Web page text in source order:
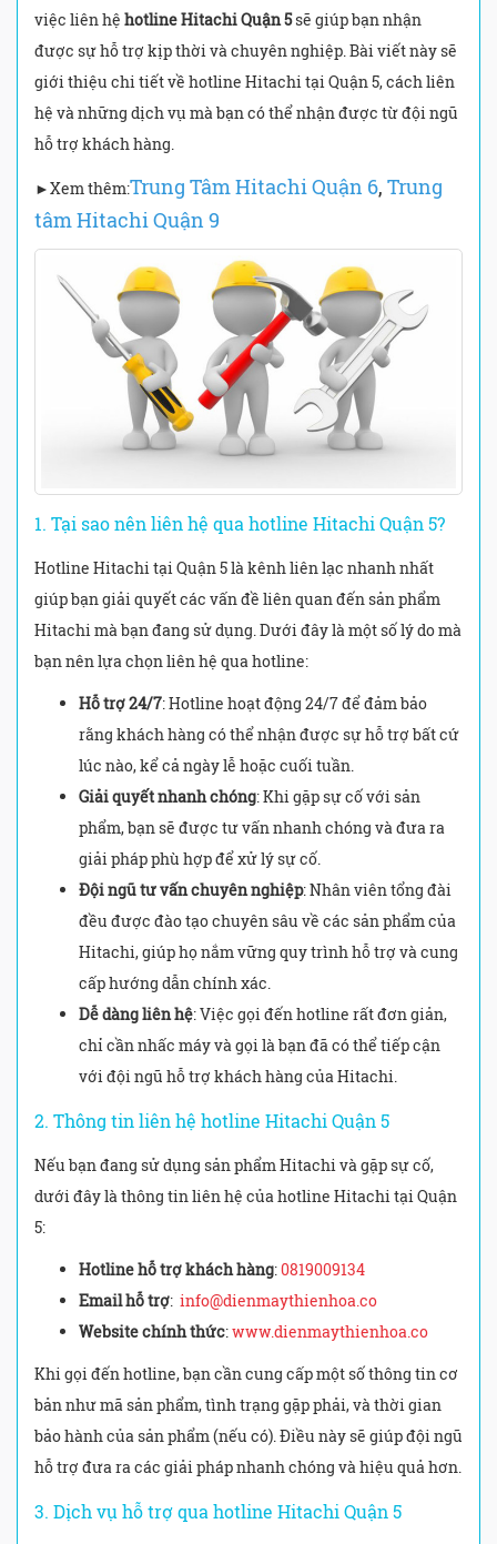
việc liên hệ hotline Hitachi Quận 5sẽ giúp bạn nhận
được sự hỗ trợ kịp thời và chuyên nghiệp. Bài viết này sẽ
giới thiệu chi tiết về hotline Hitachi tại Quận 5, cách liên
hệ và những dịch vụ mà bạn có thể nhận được từ đội ngũ
hỗ trợ khách hàng.
►Xem thêm:Trung Tâm Hitachi Quận 6, Trung
tâm Hitachi Quận 9
1. Tại sao nên liên hệ qua hotline Hitachi Quận 5?
Hotline Hitachi tại Quận 5 là kênh liên lạc nhanh nhất
giúp bạn giải quyết các vấn đề liên quan đến sản phẩm
Hitachi mà bạn đang sử dụng. Dưới đây là một số lý do mà
bạn nên lựa chọn liên hệ qua hotline:
Hỗ trợ 24/7: Hotline hoạt động 24/7 để đảm bảo
rằng khách hàng có thể nhận được sự hỗ trợ bất cứ
lúc nào, kể cả ngày lễ hoặc cuối tuần.
Giải quyết nhanh chóng: Khi gặp sự cố với sản
phẩm, bạn sẽ được tư vấn nhanh chóng và đưa ra
giải pháp phù hợp để xử lý sự cố.
Đội ngũ tư vấn chuyên nghiệp: Nhân viên tổng đài
đều được đào tạo chuyên sâu về các sản phẩm của
Hitachi, giúp họ nắm vững quy trình hỗ trợ và cung
cấp hướng dẫn chính xác.
Dễ dàng liên hệ: Việc gọi đến hotline rất đơn giản,
chỉ cần nhấc máy và gọi là bạn đã có thể tiếp cận
với đội ngũ hỗ trợ khách hàng của Hitachi.
2. Thông tin liên hệ hotline Hitachi Quận 5
Nếu bạn đang sử dụng sản phẩm Hitachi và gặp sự cố,
dưới đây là thông tin liên hệ của hotline Hitachi tại Quận
5:
Hotline hỗ trợ khách hàng:0819009134
Email hỗ trợ: info@dienmaythienhoa.co
Website chính thức:www.dienmaythienhoa.co
Khi gọi đến hotline, bạn cần cung cấp một số thông tin cơ
bản như mã sản phẩm, tình trạng gặp phải, và thời gian
bảo hành của sản phẩm (nếu có). Điều này sẽ giúp đội ngũ
hỗ trợ đưa ra các giải pháp nhanh chóng và hiệu quả hơn.
3. Dịch vụ hỗ trợ qua hotline Hitachi Quận 5